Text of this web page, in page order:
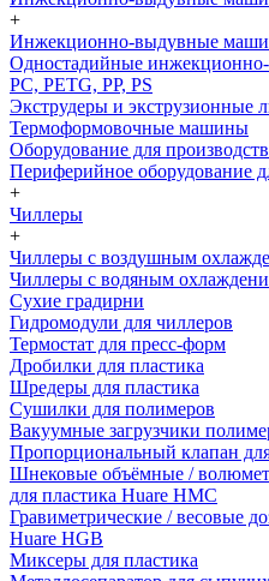
+
Инжекционно-выдувные
Одностадийные
PC, PETG, PP, PS
Экструдеры и экструзионные
Термоформовочные машины
Оборудование для
Периферийное оборудование
+
Чиллеры
+
Чиллеры с воздушным
Чиллеры с водяным
Сухие градирни
Гидромодули для чиллеров
Термостат для пресс-форм
Дробилки для пластика
Шредеры для пластика
Сушилки для полимеров
Вакуумные загрузчики
Пропорциональный клапан
Шнековые объёмные /
для пластика Huare HMC
Гравиметрические / весовые
Huare HGB
Миксеры для пластика